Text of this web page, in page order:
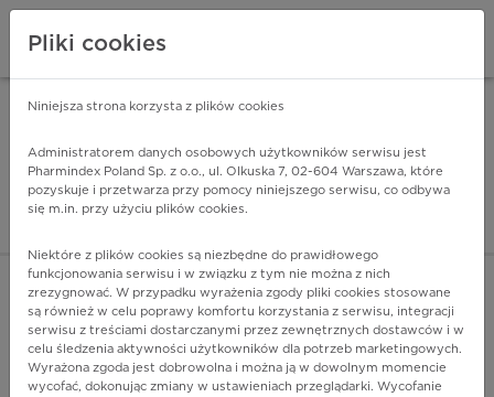
Pharmindex - lider
ZALOGUJ SIĘ
POKAŻ FILTRY
Pliki cookies
Niniejsza strona korzysta z plików cookies
Administratorem danych osobowych użytkowników serwisu jest
Pharmindex Poland Sp. z o.o., ul. Olkuska 7, 02-604 Warszawa, które
pozyskuje i przetwarza przy pomocy niniejszego serwisu, co odbywa
się m.in. przy użyciu plików cookies.
Niektóre z plików cookies są niezbędne do prawidłowego
funkcjonowania serwisu i w związku z tym nie można z nich
zrezygnować. W przypadku wyrażenia zgody pliki cookies stosowane
są również w celu poprawy komfortu korzystania z serwisu, integracji
serwisu z treściami dostarczanymi przez zewnętrznych dostawców i w
celu śledzenia aktywności użytkowników dla potrzeb marketingowych.
Wyrażona zgoda jest dobrowolna i można ją w dowolnym momencie
wycofać, dokonując zmiany w ustawieniach przeglądarki. Wycofanie
ZA DARMO - w Google Play INSTALUJ